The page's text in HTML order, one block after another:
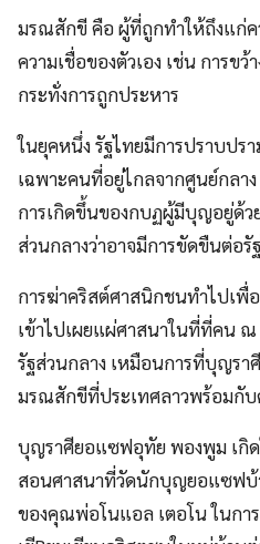
มรณสักขี คือ ผู้ที่ถูกทําให้ถึงแก่ค
ความเชื่อของตัวเอง เช่น การข
กระทั่งการถูกประหาร
ในยุคหนึ่ง รัฐไทยมีการปราบปร
เฉพาะคนที่อยู่ไกลจากศูนย์กลา
การเกิดขึ้นของกบฏผู้มีบุญอยู่ด้ว
ส่วนกลางว่าอาจมีการขัดขืนต่อรั
การฆ่าคริสต์ศาสนิกชนทําไปเพื่
เข้าไปเผยแผ่ศาสนาในที่ที่คน
รัฐส่วนกลาง เหมือนการที่บุญร
มรณสักขีที่ประเทศลาวพร้อมกั
บุญราศียอแซฟอุทัย พองพูม เกิด
สอนศาสนาที่วัดนักบุญยอแซฟบ้
ของคุณพ่อโนแอล เตอโน ในกา